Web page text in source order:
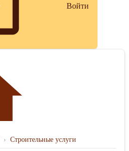
Войти
› Строительные услуги